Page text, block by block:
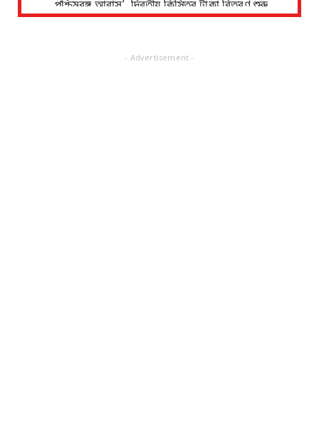
পটাশপুরে
CONTACT
- Advertisement -